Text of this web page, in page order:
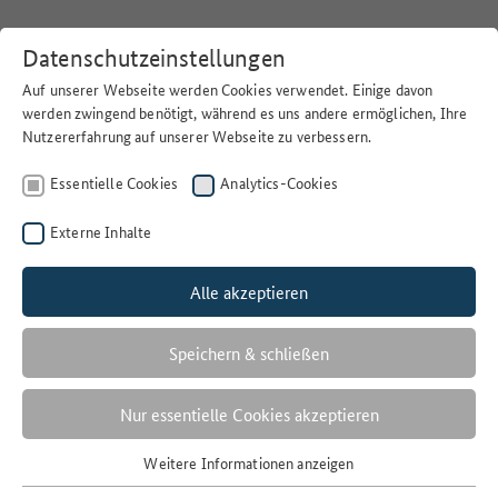
Filter
1 Ergebnisse
Anzahl der Ergebnisse:
Datenschutzeinstellungen
Auf unserer Webseite werden Cookies verwendet. Einige davon
werden zwingend benötigt, während es uns andere ermöglichen, Ihre
Nutzererfahrung auf unserer Webseite zu verbessern.
Essentielle Cookies Analytics-Cookies
Externe Inhalte
Alle akzeptieren
Speichern & schließen
Nur essentielle Cookies akzeptieren
Essentielle Cookies
Weitere Informationen anzeigen